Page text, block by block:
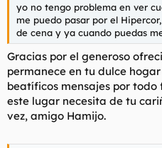
yo no tengo problema en ver
me puedo pasar por el
de cena y ya cuando puedas
Gracias por el generoso
permanece en tu dulce
beatíficos mensajes por todo
este lugar necesita de tu
vez, amigo Hamijo.